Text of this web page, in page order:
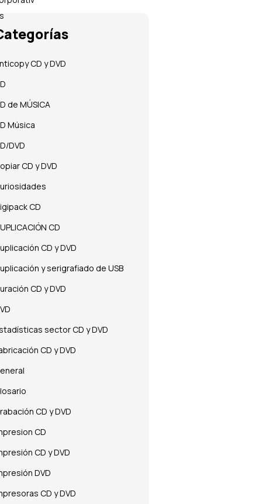
CD y DVD
de MÚSICA
Música
DVD
CD y DVD
CD
CD
CD y DVD
y serigrafiado de USB
CD y DVD
sector CD y DVD
CD y DVD
CD y DVD
CD
CD y DVD
DVD
CD y DVD